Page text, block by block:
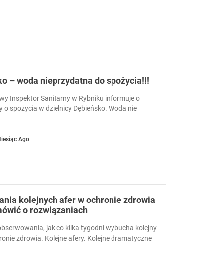
– woda nieprzydatna do spożycia!!!
Inspektor Sanitarny w Rybniku informuje o
o spożycia w dzielnicy Dębieńsko. Woda nie
Ago
kolejnych afer w ochronie zdrowia
o rozwiązaniach
jak co kilka tygodni wybucha kolejny
zdrowia. Kolejne afery. Kolejne dramatyczne